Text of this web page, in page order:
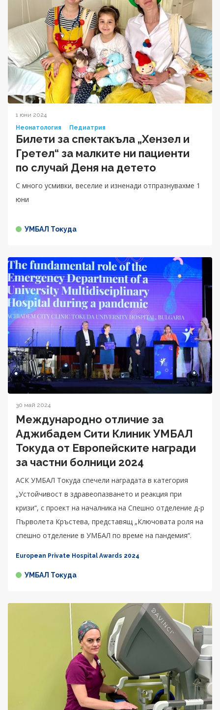
1 юни 2024
Неонатология
Педиатрия
Билети за спектакъла „Хензел и
Гретел“ за малките ни пациенти
по случай Деня на детето
С много усмивки, веселие и изненади отпразнувахме 1
юни
УМБАЛ Токуда
30 май 2024
Международно отличие за
Аджибадем Сити Клиник УМБАЛ
Токуда от Европейските награди
за частни болници 2024
АСК УМБАЛ Токуда спечели наградата в категория
„Устойчивост в здравеопазването и реакция при
кризи“, с проект на началника на Спешно отделение д-р
Първолета Кръстева, представящ „Ключовата роля на
спешно отделение в УМБАЛ по време на пандемия“.
European Private Hospital Awards 2024
УМБАЛ Токуда